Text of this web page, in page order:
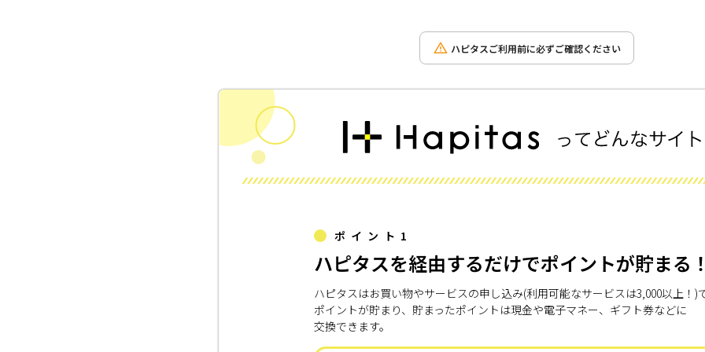
ハピタスご利用前に必ずご確認ください
ポイント1
ハピタスを経由するだけでポイントが貯まる
ハピタスはお買い物やサービスの申し込み(利用可能なサービスは3,000以上！)
ポイントが貯まり、貯まったポイントは現金や電子マネー、ギフト券などに
交換できます。